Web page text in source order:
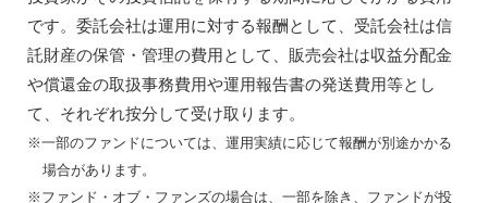
です。委託会社は運用に対する報酬として、受託会社は信
託財産の保管・管理の費用として、販売会社は収益分配金
や償還金の取扱事務費用や運用報告書の発送費用等とし
て、それぞれ按分して受け取ります。
※一部のファンドについては、運用実績に応じて報酬が別途かかる
場合があります。
※ファンド・オブ・ファンズの場合は、一部を除き、ファンドが投